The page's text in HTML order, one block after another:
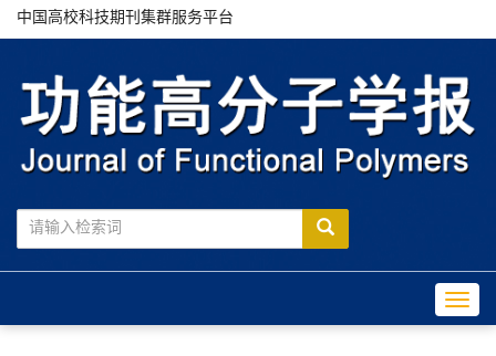
中国高校科技期刊集群服务平台